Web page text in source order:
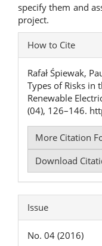
specify them and
project.
Article
Details
How to Cite
Rafał Śpiewak,
Types of Risks in
Renewable
(04), 126–146.
More Citation
Download
Issue
No. 04 (2016)